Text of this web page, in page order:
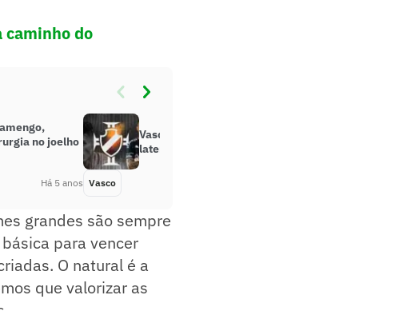
caminho do
no joelho
Há 5 anos
Vasco anuncia a contratação do
lateral Zeca, ex-Internacional
Vasco
grandes são sempre
para vencer
O natural é a
que valorizar as